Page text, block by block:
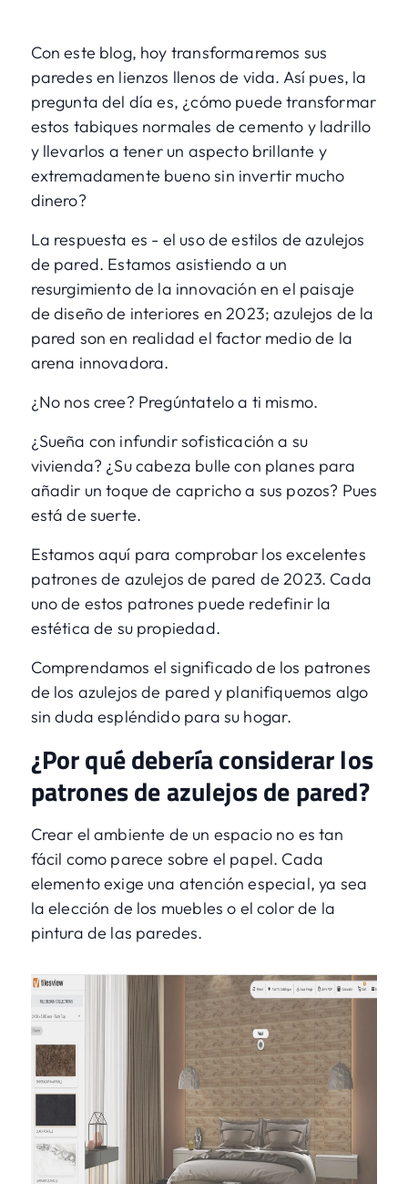
Con este blog, hoy transformaremos sus
paredes en lienzos llenos de vida. Así pues, la
pregunta del día es, ¿cómo puede transformar
estos tabiques normales de cemento y ladrillo
y llevarlos a tener un aspecto brillante y
extremadamente bueno sin invertir mucho
dinero?
La respuesta es - el uso de estilos de azulejos
de pared. Estamos asistiendo a un
resurgimiento de la innovación en el paisaje
de diseño de interiores en 2023; azulejos de la
pared son en realidad el factor medio de la
arena innovadora.
¿No nos cree? Pregúntatelo a ti mismo.
¿Sueña con infundir sofisticación a su
vivienda? ¿Su cabeza bulle con planes para
añadir un toque de capricho a sus pozos? Pues
está de suerte.
Estamos aquí para comprobar los excelentes
patrones de azulejos de pared de 2023. Cada
uno de estos patrones puede redefinir la
estética de su propiedad.
Comprendamos el significado de los patrones
de los azulejos de pared y planifiquemos algo
sin duda espléndido para su hogar.
¿Por qué debería considerar los
patrones de azulejos de pared?
Crear el ambiente de un espacio no es tan
fácil como parece sobre el papel. Cada
elemento exige una atención especial, ya sea
la elección de los muebles o el color de la
pintura de las paredes.